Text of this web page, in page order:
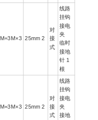
25mm 2
对
接
式
线路
挂钩
接电
夹
临时
接地
针 1
根
25mm 2
对
接
式
线路
挂钩
接电
夹
接地